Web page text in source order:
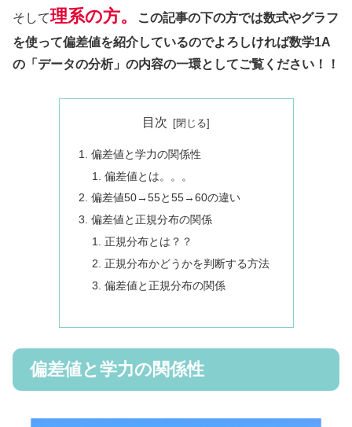
そして理系の方。
この記事の下の方では数式やグラフ
を使って偏差値を紹介しているのでよろしければ数学1A
の「データの分析」の内容の一環としてご覧ください！！
目次
偏差値と学力の関係性
偏差値とは。。。
偏差値50→55と55→60の違い
偏差値と正規分布の関係
正規分布とは？？
正規分布かどうかを判断する方法
偏差値と正規分布の関係
偏差値と学力の関係性